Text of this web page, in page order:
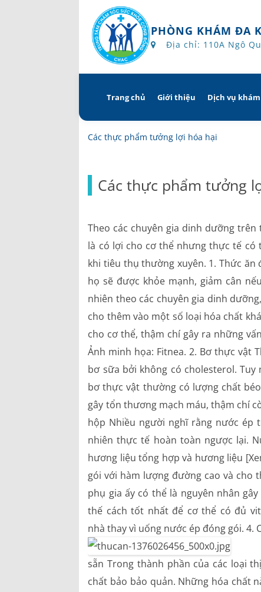
PHÒNG KHÁM ĐA
Địa chỉ: 110A Ngô
Skip
Trang chủ Giới thiệu
Quyền và trách nhiệm
Bác sĩ
Lịch khám bác sĩ
Bảng giá dịch vụ
Danh mục giá thuốc
Dịch vụ
Khám gì ở
Các thực phẩm tưởng lợi hóa hại
Các thực phẩm tưởng
Theo các chuyên gia dinh dưỡng
là có lợi cho cơ thể nhưng thực tế có
khi tiêu thụ thường xuyên. 1. Thức ăn
họ sẽ được khỏe mạnh, giảm cân
nhiên theo các chuyên gia dinh
cho thêm vào một số loại hóa chất
cho cơ thể, thậm chí gây ra những
Ảnh minh họa: Fitnea. 2. Bơ thực
bơ sữa bởi không có cholesterol.
bơ thực vật thường có lượng chất
gây tổn thương mạch máu, thậm chí
hộp Nhiều người nghĩ rằng nước ép
nhiên thực tế hoàn toàn ngược lại.
hương liệu tổng hợp và hương liệu
gói với hàm lượng đường cao và cho
phụ gia ấy có thể là nguyên nhân
thế cách tốt nhất để cơ thể có đủ
nhà thay vì uống nước ép đóng gói. 4.
sẵn Trong thành phần của các loại
chất bảo bảo quản. Những hóa chất